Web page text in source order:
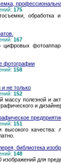
175
обработка
167
фотографии
158
не только
152
массу полезной и
и
151
качества:
библиотека
148
для